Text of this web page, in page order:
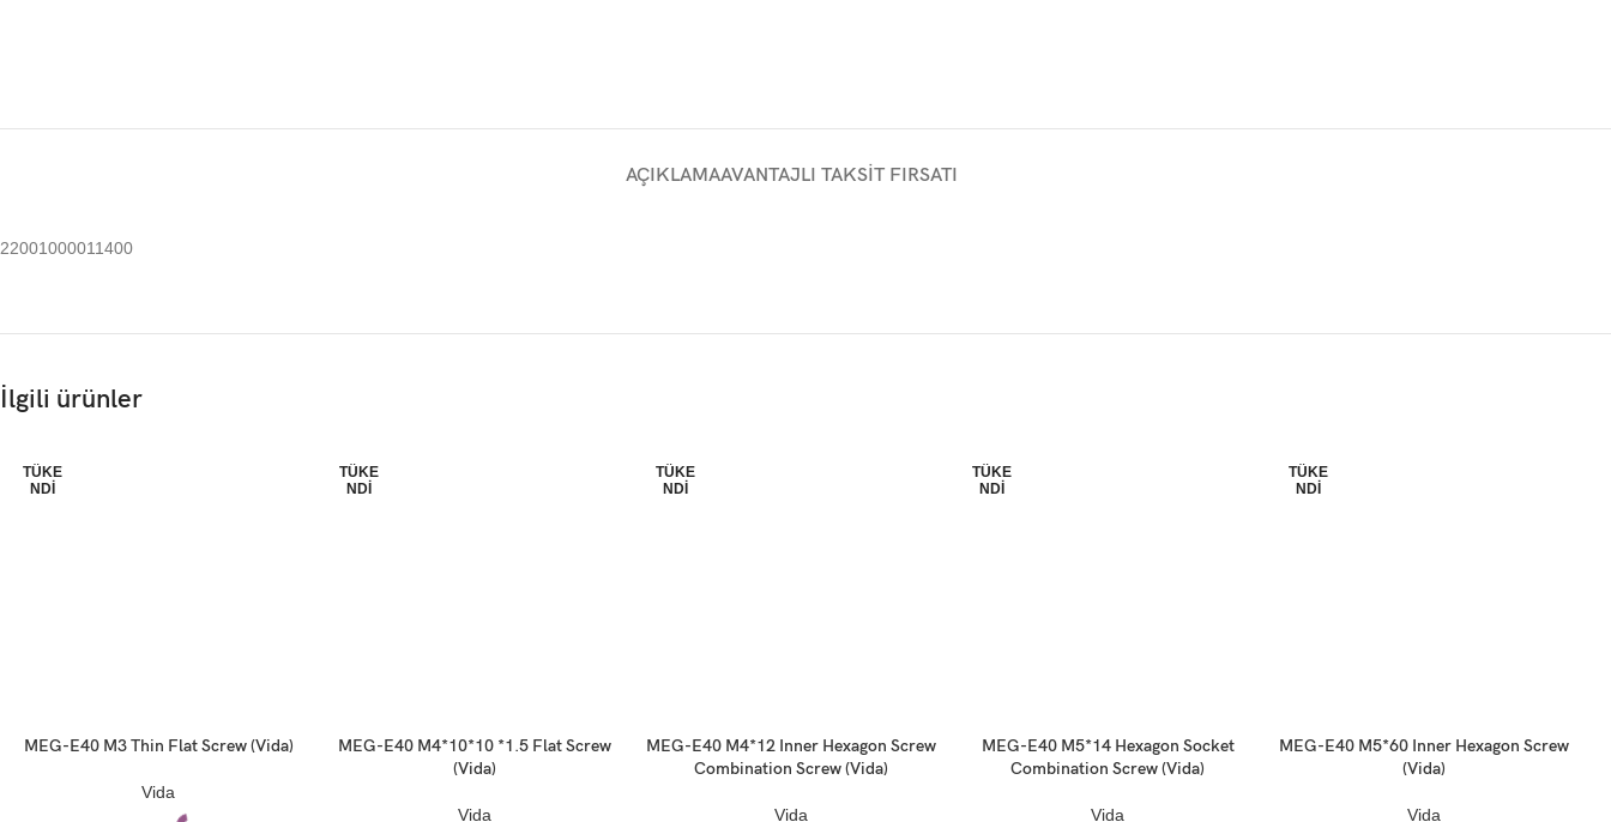
AÇIKLAMAAVANTAJLI TAKSIT FIRSATI
22001000011400
İlgili ürünler
TÜKE
NDI
Devamını oku
MEG-E40 M3 Thin Flat Screw (Vida)
Vida
TÜKE
NDI
Devamını oku
MEG-E40 M4*10*10 *1.5 Flat Screw
(Vida)
Vida
TÜKE
NDI
Devamını oku
MEG-E40 M4*12 Inner Hexagon Screw
Combination Screw (Vida)
Vida
TÜKE
NDI
Devamını oku
MEG-E40 M5*14 Hexagon Socket
Combination Screw (Vida)
Vida
TÜKE
NDI
Devamını oku
MEG-E40 M5*60 Inner Hexagon Screw
(Vida)
Vida